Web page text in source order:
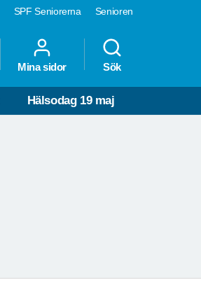
SPF Seniorerna Senioren
Mina sidor Sök
Hälsodag 19 maj